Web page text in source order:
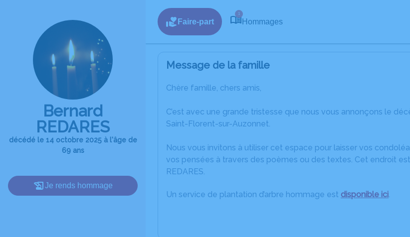
Bernard
REDARES
décédé le 14 octobre 2025 à l'âge de
69 ans
Je rends hommage
Faire-part
1
Hommages
Message de la famille
Chère famille, chers amis,
C’est avec une grande tristesse que nous vous annonçons le
Saint-Florent-sur-Auzonnet.
Nous vous invitons à utiliser cet espace pour laisser vos
vos pensées à travers des poèmes ou des textes. Cet endroit
REDARES.
Un service de plantation d’arbre hommage est disponible ici.